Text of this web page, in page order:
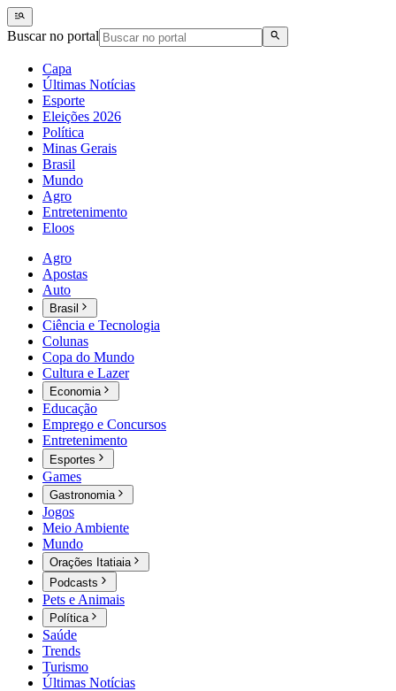
Buscar no portal
Capa
Últimas Notícias
Esporte
Eleições 2026
Política
Minas Gerais
Brasil
Mundo
Agro
Entretenimento
Eloos
Agro
Apostas
Auto
Brasil
Ciência e Tecnologia
Colunas
Copa do Mundo
Cultura e Lazer
Economia
Educação
Emprego e Concursos
Entretenimento
Esportes
Games
Gastronomia
Jogos
Meio Ambiente
Mundo
Orações Itatiaia
Podcasts
Pets e Animais
Política
Saúde
Trends
Turismo
Últimas Notícias